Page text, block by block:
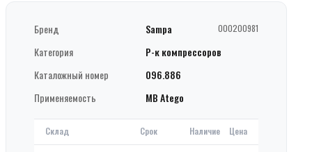
Бренд Sampa 000200981
Категория
Р-к компрессоров
Каталожный номер
096.886
Применяемость
MB Atego
Склад Срок Наличие Цена